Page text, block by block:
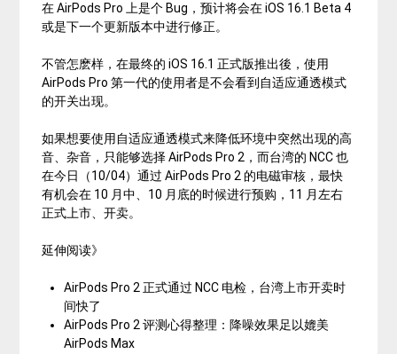
在 AirPods Pro 上是个 Bug，预计将会在 iOS 16.1 Beta 4
或是下一个更新版本中进行修正。
不管怎麽样，在最终的 iOS 16.1 正式版推出後，使用
AirPods Pro 第一代的使用者是不会看到自适应通透模式
的开关出现。
如果想要使用自适应通透模式来降低环境中突然出现的高
音、杂音，只能够选择 AirPods Pro 2，而台湾的 NCC 也
在今日（10/04）通过 AirPods Pro 2 的电磁审核，最快
有机会在 10 月中、10 月底的时候进行预购，11 月左右
正式上市、开卖。
延伸阅读》
AirPods Pro 2 正式通过 NCC 电检，台湾上市开卖时
间快了
AirPods Pro 2 评测心得整理：降噪效果足以媲美
AirPods Max